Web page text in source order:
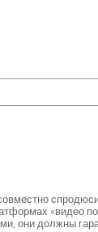
«видео
должны